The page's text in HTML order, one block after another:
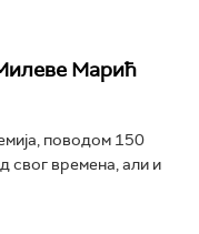
Марић
поводом 150
свог времена, али и